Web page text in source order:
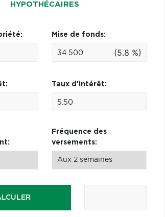
HYPOTHÉCAIRES
Mise de fonds:
(5.8 %)
Taux d'intérêt:
Fréquence des
versements: